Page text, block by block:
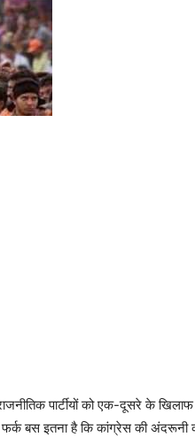
पार्टीयों को एक-दूसरे के
फर्क बस इतना है कि कांग्रेस की अंदरूनी